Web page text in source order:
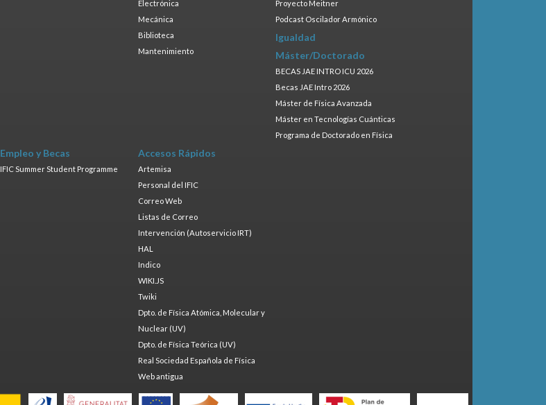
Electrónica
Mecánica
Biblioteca
Mantenimiento
Proyecto Meitner
Podcast Oscilador Armónico
Igualdad
Máster/Doctorado
BECAS JAE INTRO ICU 2026
Becas JAE Intro 2026
Máster de Física Avanzada
Máster en Tecnologías Cuánticas
Programa de Doctorado en Física
Empleo y Becas
IFIC Summer Student Programme
Accesos Rápidos
Artemisa
Personal del IFIC
Correo Web
Listas de Correo
Intervención (Autoservicio IRT)
HAL
Indico
WIKI.JS
Twiki
Dpto. de Física Atómica, Molecular y
Nuclear (UV)
Dpto. de Física Teórica (UV)
Real Sociedad Española de Física
Web antigua